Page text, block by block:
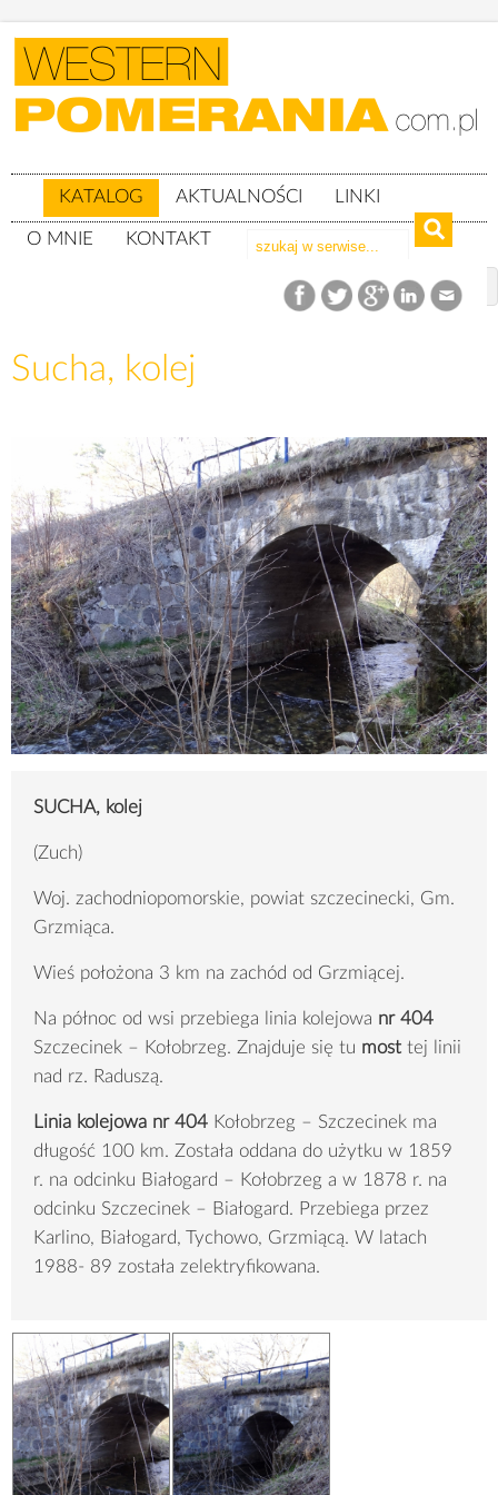
KATALOG AKTUALNOŚCI LINKI
O MNIE KONTAKT
woj. zachodniopomorskie
Sucha, kolej
SUCHA, kolej
(Zuch)
Woj. zachodniopomorskie, powiat szczecinecki, Gm.
Grzmiąca.
Wieś położona 3 km na zachód od Grzmiącej.
Na północ od wsi przebiega linia kolejowa nr 404
Szczecinek – Kołobrzeg. Znajduje się tu most tej linii
nad rz. Raduszą.
Linia kolejowa nr 404 Kołobrzeg – Szczecinek ma
długość 100 km. Została oddana do użytku w 1859
r. na odcinku Białogard – Kołobrzeg a w 1878 r. na
odcinku Szczecinek – Białogard. Przebiega przez
Karlino, Białogard, Tychowo, Grzmiącą. W latach
1988- 89 została zelektryfikowana.